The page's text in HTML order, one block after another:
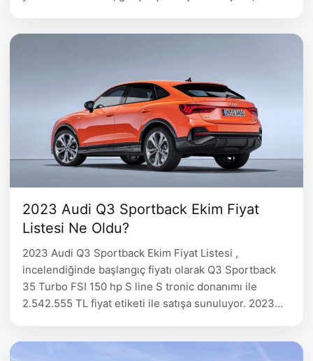
2023 Audi Q3 Sportback Ekim Fiyat
Listesi Ne Oldu?
2023 Audi Q3 Sportback Ekim Fiyat Listesi ,
incelendiğinde başlangıç fiyatı olarak Q3 Sportback
35 Turbo FSI 150 hp S line S tronic donanımı ile
2.542.555 TL fiyat etiketi ile satışa sunuluyor. 2023
Fiyat Listesi Audi Q3 Yakıt Motor Hacmi Motor …